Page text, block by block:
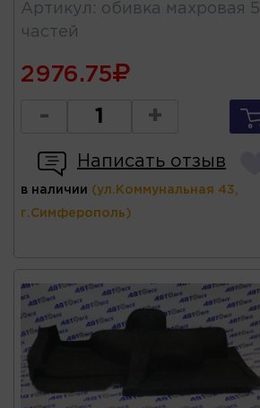
Артикул : обивка махровая 5
частей
2976.75
- +
Написать отзыв
в наличии (ул.Коммунальная 43,
г.Симферополь)